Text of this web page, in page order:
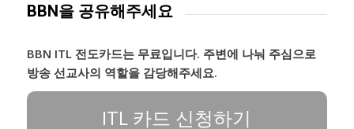
BBN을 공유해주세요
BBN ITL 전도카드는 무료입니다. 주변에 나눠 주심으로
방송 선교사의 역할을 감당해주세요.
ITL 카드 신청하기